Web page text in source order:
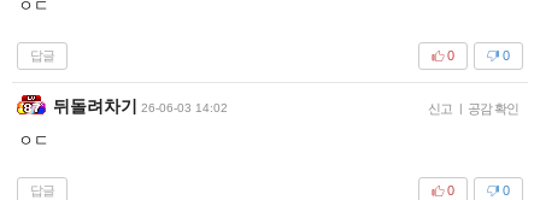
ㅇㄷ
답글 0
0
뒤돌려차기 26-06-03 14:02 신고 | 공감 확인
ㅇㄷ
답글 0
0